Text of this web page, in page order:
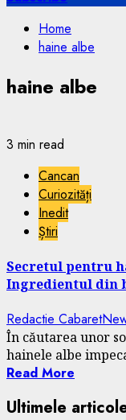
Home
haine albe
haine albe
3 min read
Cancan
Curiozități
Inedit
Știri
Secretul pentru
Ingredientul din
Redactie
În căutarea unor
hainele albe
Read More
Ultimele